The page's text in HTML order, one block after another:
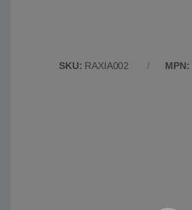
SKU: RAXIA002 MPN: